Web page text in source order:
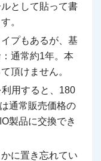
として貼って書
。
プもあるが、基
通常約1年。本
頂けません。
用すると、180
通常販売価格の
製品に交換でき
に置き忘れてい